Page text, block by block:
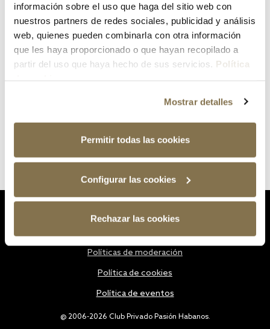
información sobre el uso que haga del sitio web con
nuestros partners de redes sociales, publicidad y análisis
web, quienes pueden combinarla con otra información
que les haya proporcionado o que hayan recopilado a
partir del uso que haya hecho de sus servicios. Política
Mostrar detalles
Permitir todas las cookies
Configurar las cookies
Rechazar las cookies
¿Has olvidado tu contraseña?
@ 2006-2026 Club Privado Pasión Habanos.
Políticas de moderación
Política de cookies
Política de eventos